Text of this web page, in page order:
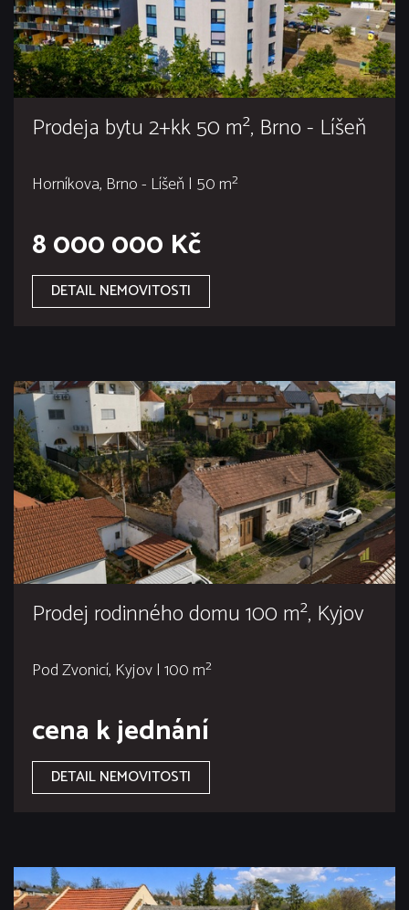
Prodeja bytu 2+kk 50 m², Brno - Líšeň
Horníkova, Brno - Líšeň | 50 m²
8 000 000 Kč
DETAIL NEMOVITOSTI
Prodej rodinného domu 100 m², Kyjov
Pod Zvonicí, Kyjov | 100 m²
cena k jednání
DETAIL NEMOVITOSTI